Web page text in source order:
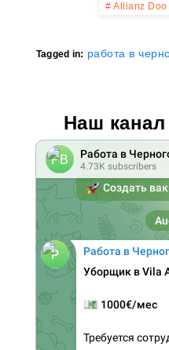
Allianz
Tagged in: работа в
Наш канал